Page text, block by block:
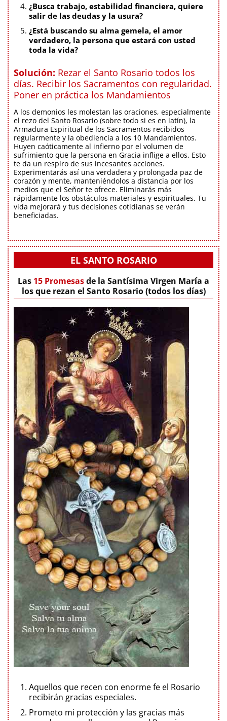
¿Busca trabajo, estabilidad financiera, quiere
salir de las deudas y la usura?
¿Está buscando su alma gemela, el amor
verdadero, la persona que estará con usted
toda la vida?
Solución: Rezar el Santo Rosario todos los
días. Recibir los Sacramentos con regularidad.
Poner en práctica los Mandamientos
A los demonios les molestan las oraciones, especialmente
el rezo del Santo Rosario (sobre todo si es en latín), la
Armadura Espiritual de los Sacramentos recibidos
regularmente y la obediencia a los 10 Mandamientos.
Huyen caóticamente al infierno por el volumen de
sufrimiento que la persona en Gracia inflige a ellos. Esto
te da un respiro de sus incesantes acciones.
Experimentarás así una verdadera y prolongada paz de
corazón y mente, manteniéndolos a distancia por los
medios que el Señor te ofrece. Eliminarás más
rápidamente los obstáculos materiales y espirituales. Tu
vida mejorará y tus decisiones cotidianas se verán
beneficiadas.
EL SANTO ROSARIO
Las 15 Promesasde la Santísima Virgen María a
los que rezan el Santo Rosario (todos los días)
Aquellos que recen con enorme fe el Rosario
recibirán gracias especiales.
Prometo mi protección y las gracias más